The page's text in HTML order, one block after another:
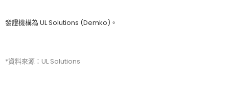
發證機構為 UL Solutions (Demko)。
*資料來源：UL Solutions